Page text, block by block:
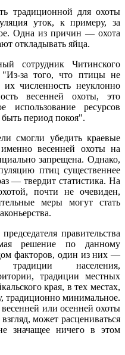
традиционной для охоты
уток, к примеру, за
Одна из причин — охота
откладывать яйца.
сотрудник Читинского
"Из-за того, что птицы не
численность неуклонно
весенней охоты, это
использование ресурсов
период покоя".
смогли убедить краевые
весенней охоты на
запрещена. Однако,
птиц существеннее
— твердит статистика. На
почти не очевиден,
меры могут стать
правительства
решение по данному
факторов, один из них —
населения,
традиции местных
края, в тех местах,
традиционно минимальное.
или осенней охоты
может расцениваться
значащее ничего в этом